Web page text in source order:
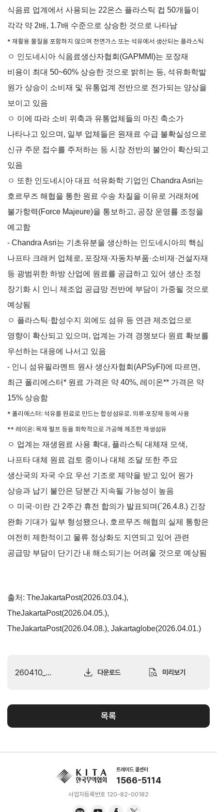
자문·상담
Trade
Pro
TradePro's
초이스
상담
전문가
채용
컨설팅
FTA컨설팅
무역실
무
서식
회계
사례
매뉴얼
건의
규제애로
고객센
터
자주묻는
협회소개
홈 회장
인사말
연혁
조직
소개
사업
추진
과제
경영
공시
주요
정관
출자법인
무역센터
현황
윤리
경영
무역센터
협회윤리강령
보건
안전보건
경영목표
사회
공헌
활동
활동소개
정/
전용
채용
인재상
직원채용FAQ
찾아
오시
는 길
홈
.net
상담
마이스크랩
관심정보
KITA
멤버
무역
아카
자사
정보
식음료 업계에서 사용되는 22온스 플라스틱 컵 50개들이
각각 약 2배, 1.7배 수준으로 상승한 것으로 나타남
* 재활용 물질을 포함하지 않으며 천연가스 또는 석유에서 생산되는 플라스틱
ㅇ 인도네시아 식음료생산자협회(GAPMMI)는 포장재
비용이 최대 50~60% 상승한 것으로 밝히는 등, 석유화학발
원가 상승이 소비재 및 유통업계 전반으로 전가되는 양상을
보이고 있음
ㅇ 이에 따라 소비 위축과 유통업체들의 마진 축소가
나타나고 있으며, 일부 업체들은 원재료 수급 불확실성으로
신규 주문 접수를 주저하는 등 시장 전반의 불안이 확산되고
있음
ㅇ 또한 인도네시아 대표 석유화학 기업인 Chandra Asri는
호르무즈 해협을 통한 원료 수송 차질을 이유로 거래처에
불가항력(Force Majeure)을 통보하고, 공장 운영률 조정을
예고함
- Chandra Asri는 기초유분을 생산하는 인도네시아의 핵심
나프타 크래커 업체로, 포장재·자동차부품·소비재·건설자재
등 광범위한 하방 산업에 원료를 공급하고 있어 생산 조정
장기화 시 인니 제조업 공급망 전반에 부담이 가중될 것으로
예상됨
ㅇ 플라스틱·합성수지 외에도 섬유 등 연관 제조업으로
영향이 확산되고 있으며, 업계는 가격 경쟁보다 원료 확보를
우선하는 대응에 나서고 있음
- 인니 섬유필라멘트 원사 생산자협회(APSyFI)에 따르면,
최근 폴리에스터* 원료 가격은 약 40%, 레이온** 가격은 약
15% 상승함
* 폴리에스터: 석유를 원료로 만드는 합성섬유로. 의류·포장재 등에 사용
** 레이온: 목재 펄프 등을 화학적으로 가공해 제조한 재생섬유
ㅇ 업계는 재생원료 사용 확대, 플라스틱 대체재 모색,
나프타 대체 원료 검토 중이나 대체 조달 또한 주요
생산국의 자국 수요 우선 기조로 제약을 받고 있어 원가
상승과 납기 불안은 당분간 지속될 가능성이 높음
ㅇ 미국·이란 간 2주간 휴전 합의가 발표되며(΄26.4.8.) 긴장
완화 기대가 일부 형성됐으나, 호르무즈 해협의 실제 통항은
여전히 제한적이고 물류 정상화도 지연되고 있어 관련
공급망 부담이 단기간 내 해소되기는 어려울 것으로 예상됨
출처: TheJakartaPost(2026.03.04.),
TheJakartaPost(2026.04.05.),
TheJakartaPost(2026.04.08.), Jakartaglobe(2026.04.01.)
260410_인도네시아 경제통상 동향보고(자카르타지부).pdf 다운로드 미리보기
목록
트레이드 콜센터
1566-5114
사업자등록번호 120-82-00182